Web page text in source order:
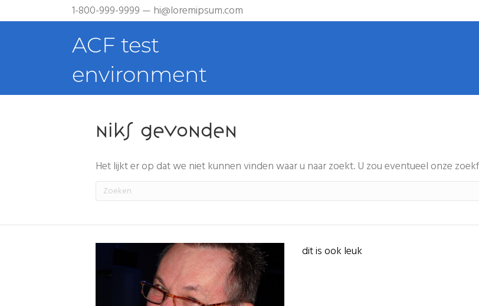
1-800-999-9999 — hi@loremipsum.com
ACF test
environment
Niks gevonden
Het lijkt er op dat we niet kunnen vinden waar u naar zoekt. U zou eventueel onze
dit is ook leuk